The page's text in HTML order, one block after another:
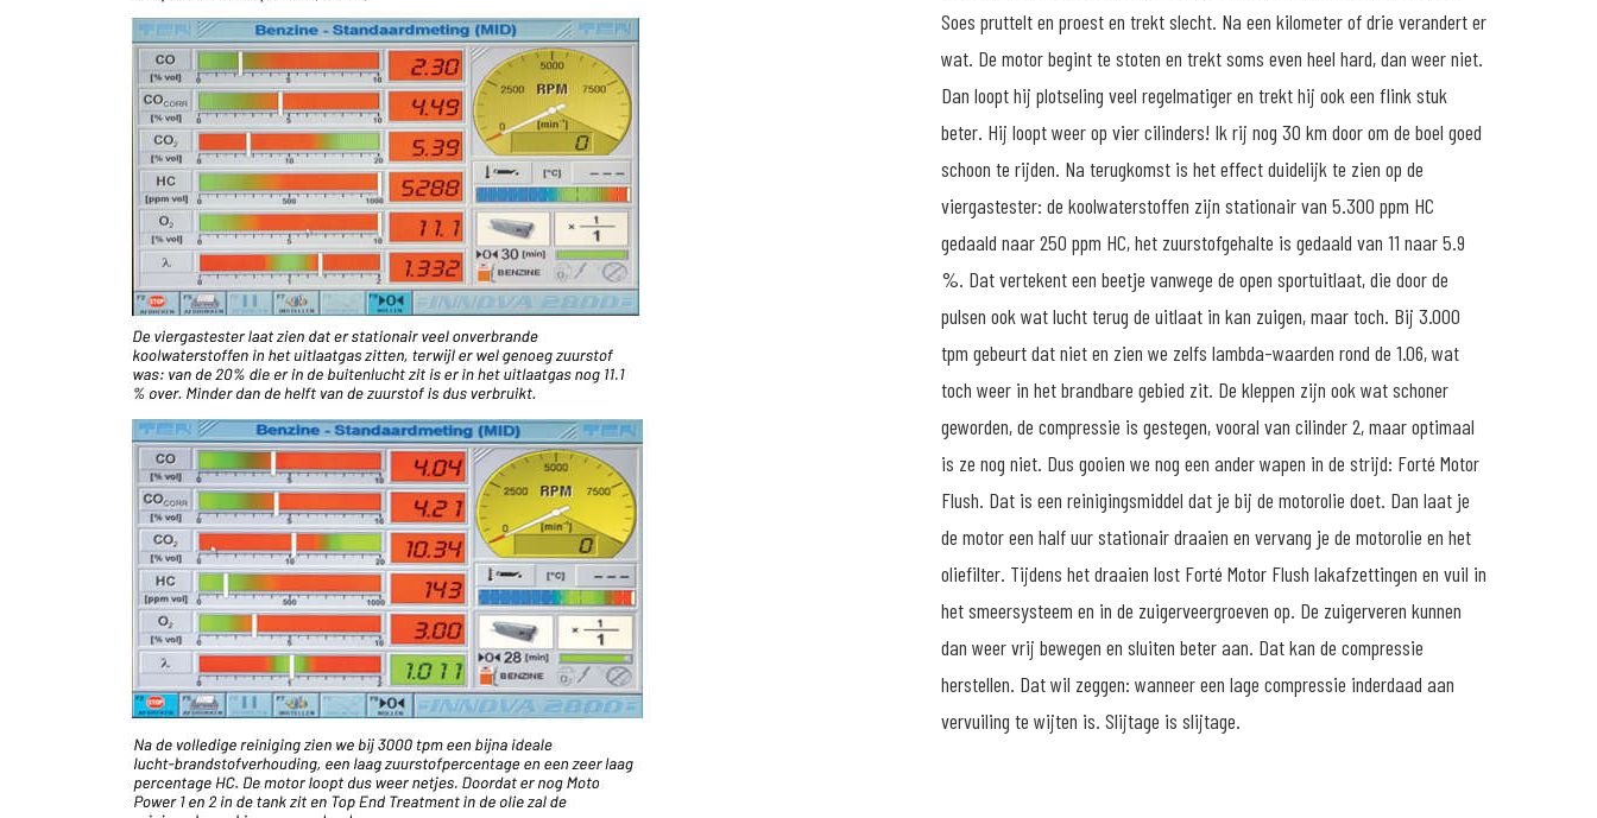
Soes pruttelt en proest en trekt slecht. Na een kilometer of drie verandert er
wat. De motor begint te stoten en trekt soms even heel hard, dan weer niet.
Dan loopt hij plotseling veel regelmatiger en trekt hij ook een flink stuk
beter. Hij loopt weer op vier cilinders! Ik rij nog 30 km door om de boel goed
schoon te rijden. Na terugkomst is het effect duidelijk te zien op de
viergastester: de koolwaterstoffen zijn stationair van 5.300 ppm HC
gedaald naar 250 ppm HC, het zuurstofgehalte is gedaald van 11 naar 5.9
%. Dat vertekent een beetje vanwege de open sportuitlaat, die door de
pulsen ook wat lucht terug de uitlaat in kan zuigen, maar toch. Bij 3.000
tpm gebeurt dat niet en zien we zelfs lambda-waarden rond de 1.06, wat
toch weer in het brandbare gebied zit. De kleppen zijn ook wat schoner
geworden, de compressie is gestegen, vooral van cilinder 2, maar optimaal
is ze nog niet. Dus gooien we nog een ander wapen in de strijd: Forté Motor
Flush. Dat is een reinigingsmiddel dat je bij de motorolie doet. Dan laat je
de motor een half uur stationair draaien en vervang je de motorolie en het
oliefilter. Tijdens het draaien lost Forté Motor Flush lakafzettingen en vuil in
het smeersysteem en in de zuigerveergroeven op. De zuigerveren kunnen
dan weer vrij bewegen en sluiten beter aan. Dat kan de compressie
herstellen. Dat wil zeggen: wanneer een lage compressie inderdaad aan
vervuiling te wijten is. Slijtage is slijtage.